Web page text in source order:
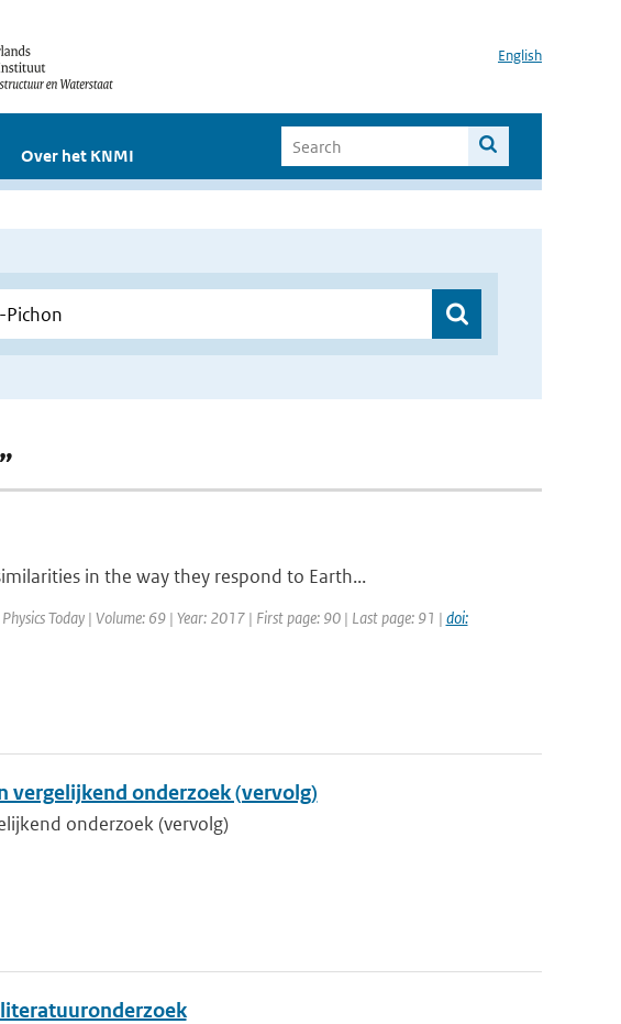
English
Over het KNMI
in the way they respond to Earth...
Today | Volume: 69 | Year: 2017 | First page: 90 | Last page: 91 | doi:
vergelijkend onderzoek (vervolg)
onderzoek (vervolg)